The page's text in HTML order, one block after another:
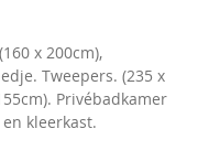
x 200cm),
Tweepers. (235 x
Privébadkamer
kleerkast.